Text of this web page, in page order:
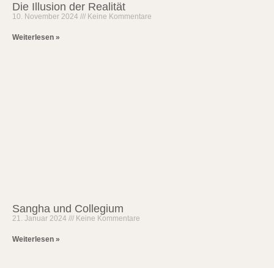
Die Illusion der Realität
10. November 2024 Keine Kommentare
Weiterlesen »
Sangha und Collegium
21. Januar 2024 Keine Kommentare
Weiterlesen »